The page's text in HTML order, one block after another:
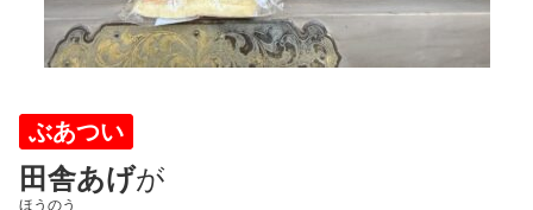
ぶあつい
田舎あげが
ほうのう